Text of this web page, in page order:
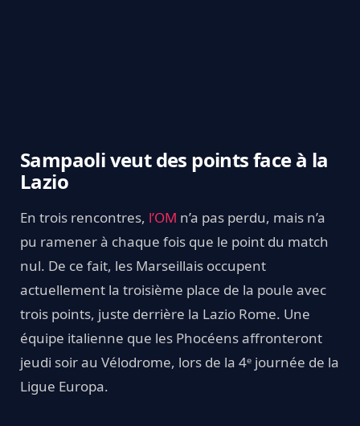
Sampaoli veut des points face à la
Lazio
En trois rencontres, l’OM n’a pas perdu, mais n’a
pu ramener à chaque fois que le point du match
nul. De ce fait, les Marseillais occupent
actuellement la troisième place de la poule avec
trois points, juste derrière la Lazio Rome. Une
équipe italienne que les Phocéens affronteront
jeudi soir au Vélodrome, lors de la 4ᵉ journée de la
Ligue Europa.